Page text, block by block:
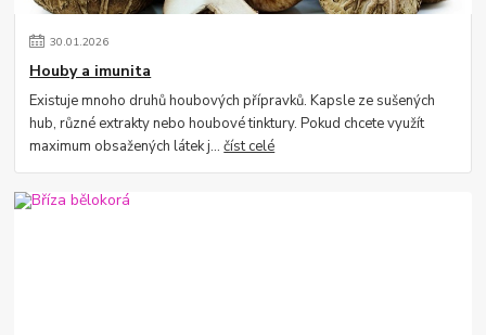
30.01.2026
Houby a imunita
Existuje mnoho druhů houbových přípravků. Kapsle ze sušených
hub, různé extrakty nebo houbové tinktury. Pokud chcete využít
maximum obsažených látek j...číst celé